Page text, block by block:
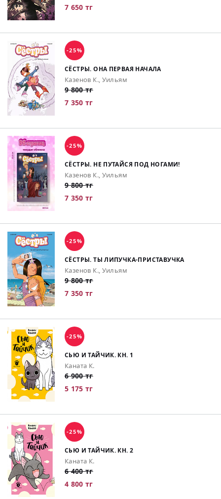
7 650 тг
-25%
СЁСТРЫ. ОНА ПЕРВАЯ НАЧАЛА
Казенов К., Уильям
9 800 тг
7 350 тг
-25%
СЁСТРЫ. НЕ ПУТАЙСЯ ПОД НОГАМИ!
Казенов К., Уильям
9 800 тг
7 350 тг
-25%
СЁСТРЫ. ТЫ ЛИПУЧКА-ПРИСТАВУЧКА
Казенов К., Уильям
9 800 тг
7 350 тг
-25%
СЬЮ И ТАЙЧИК. КН. 1
Каната К.
6 900 тг
5 175 тг
-25%
СЬЮ И ТАЙЧИК. КН. 2
Каната К.
6 400 тг
4 800 тг